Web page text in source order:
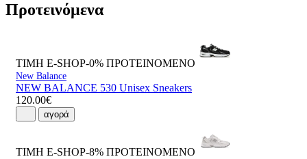
Προτεινόμενα
ΤΙΜΗ E-SHOP-0% ΠΡΟΤΕΙΝΟΜΕΝΟ
New Balance
NEW BALANCE 530 Unisex Sneakers
120.00€
αγορά
ΤΙΜΗ E-SHOP-8% ΠΡΟΤΕΙΝΟΜΕΝΟ